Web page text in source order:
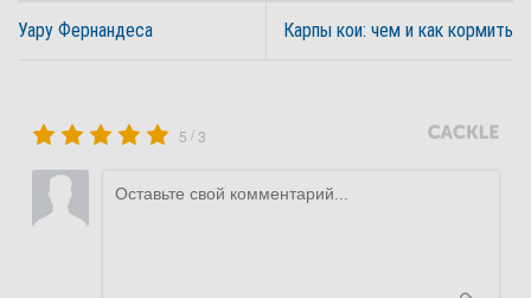
Уару Фернандеса Карпы кои: чем и как кормить
5 /3